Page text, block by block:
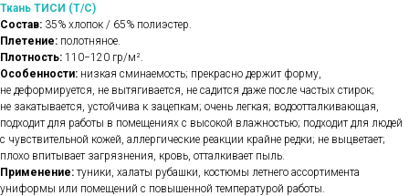
Ткань ТИСИ (Т/С)
Состав: 35% хлопок / 65% полиэстер.
Плетение: полотняное.
Плотность: 110−120 гр/м².
Особенности: низкая сминаемость; прекрасно держит форму,
не деформируется, не вытягивается, не садится даже после частых стирок;
не закатывается, устойчива к зацепкам; очень легкая; водоотталкивающая,
подходит для работы в помещениях с высокой влажностью; подходит для людей
с чувствительной кожей, аллергические реакции крайне редки; не выцветает;
плохо впитывает загрязнения, кровь, отталкивает пыль.
Применение: туники, халаты рубашки, костюмы летнего ассортимента
униформы или помещений с повышенной температурой работы.